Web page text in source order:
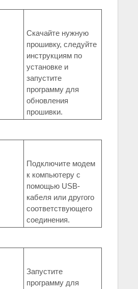
Скачайте нужную
прошивку, следуйте
инструкциям по
установке и
запустите
программу для
обновления
прошивки.
Подключите модем
к компьютеру с
помощью USB-
кабеля или другого
соответствующего
соединения.
Запустите
программу для